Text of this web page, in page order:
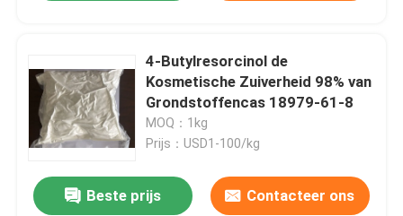
Producten
4-Butylresorcinol de
Kosmetische Zuiverheid 98% van
Grondstoffencas 18979-61-8
MOQ：1kg
Prijs：USD1-100/kg
Beste prijs Contacteer ons
Het Poederverharder van Dcddicyandiamide en Stabilisator Grondstof CAS 461-58-5